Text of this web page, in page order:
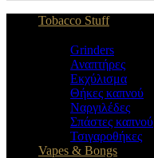
Tobacco Stuff
Grinders
Αναπτήρες
Εκχύλισμα
Θήκες καπνού
Ναργιλέδες
Σπάστες καπνού
Τσιγαροθήκες
Vapes & Bongs